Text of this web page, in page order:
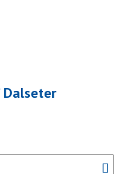
Dalseter